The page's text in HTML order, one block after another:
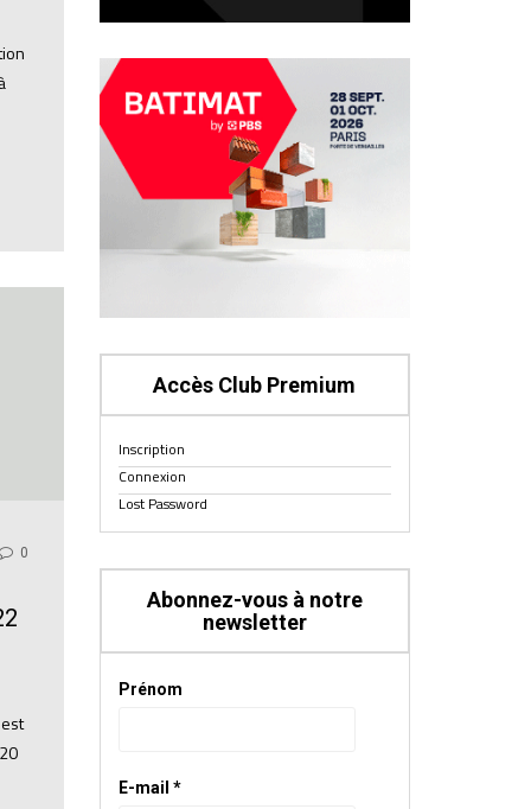
0
Accès Club Premium
Inscription
Connexion
Lost Password
Abonnez-vous à notre
newsletter
Prénom
E-mail *